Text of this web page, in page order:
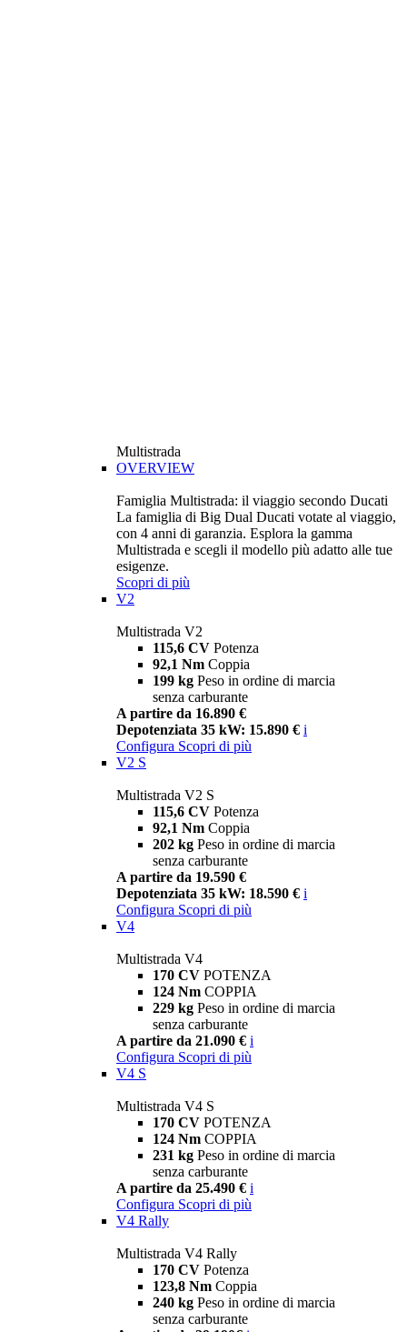
Multistrada
OVERVIEW
Famiglia Multistrada: il viaggio secondo Ducati
La famiglia di Big Dual Ducati votate al viaggio,
con 4 anni di garanzia. Esplora la gamma
Multistrada e scegli il modello più adatto alle tue
esigenze.
Scopri di più
V2
Multistrada V2
115,6 CV Potenza
92,1 Nm Coppia
199 kg Peso in ordine di marcia
senza carburante
A partire da 16.890 €
Depotenziata 35 kW: 15.890 € i
Configura Scopri di più
V2 S
Multistrada V2 S
115,6 CV Potenza
92,1 Nm Coppia
202 kg Peso in ordine di marcia
senza carburante
A partire da 19.590 €
Depotenziata 35 kW: 18.590 € i
Configura Scopri di più
V4
Multistrada V4
170 CV POTENZA
124 Nm COPPIA
229 kg Peso in ordine di marcia
senza carburante
A partire da 21.090 € i
Configura Scopri di più
V4 S
Multistrada V4 S
170 CV POTENZA
124 Nm COPPIA
231 kg Peso in ordine di marcia
senza carburante
A partire da 25.490 € i
Configura Scopri di più
V4 Rally
Multistrada V4 Rally
170 CV Potenza
123,8 Nm Coppia
240 kg Peso in ordine di marcia
senza carburante